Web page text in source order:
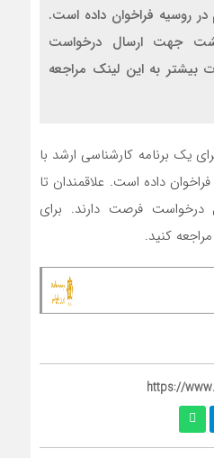
در روسیه فراخوان داده است.
تا ۳۰ اردیبهشت جهت ارسال درخواست
بیشتر به این لینک مراجعه
یک برنامه کارشناسی ارشد با
داده است. علاقمندان تا
درخواست فرصت دارند. برای
مراجعه کنید.
https://